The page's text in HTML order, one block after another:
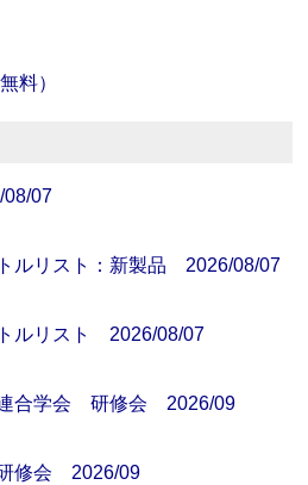
料）
07
ルリスト：新製品 2026/08/07
ルリスト 2026/08/07
連合学会 研修会 2026/09
修会 2026/09